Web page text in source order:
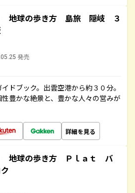
地球の歩き方 島旅 隠岐 ３
発売
ドブック。出雲空港から約３０分。
豊かな絶景と、豊かな人々の営みが
詳細を見る
地球の歩き方 Ｐｌａｔ バ